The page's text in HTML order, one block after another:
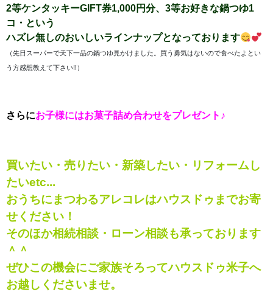
2等ケンタッキーGIFT券1,000円分、3等お好きな鍋つゆ1
コ・という
ハズレ無しのおいしいラインナップとなっております
（先日スーパーで天下一品の鍋つゆ見かけました。買う勇気はないので食べたよとい
う方感想教えて下さい!!）
さらにお子様にはお菓子詰め合わせをプレゼント♪
買いたい・売りたい・新築したい・リフォームし
たいetc...
おうちにまつわるアレコレはハウスドゥまでお寄
せください！
そのほか相続相談・ローン相談も承っております
＾＾
ぜひこの機会にご家族そろってハウスドゥ米子へ
お越しくださいませ。